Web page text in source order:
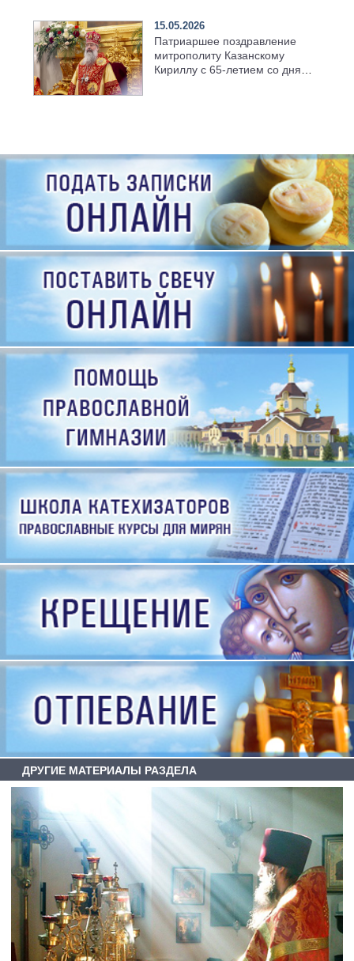
15.05.2026
Патриаршее поздравление
митрополиту Казанскому
Кириллу с 65-летием со дня
ДРУГИЕ МАТЕРИАЛЫ РАЗДЕЛА